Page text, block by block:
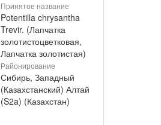
Принятое название
Potentilla chrysantha
Trevir. (Лапчатка
золотистоцветковая,
Лапчатка золотистая)
Районирование
Сибирь, Западный
(Казахстанский) Алтай
(S2a) (Казахстан)